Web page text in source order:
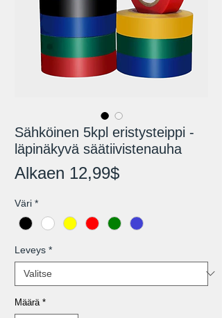
Sähköinen 5kpl eristysteippi -
läpinäkyvä säätiivistenauha
Alkaen 12,99$Alehinta
Väri *
Leveys *
Määrä *